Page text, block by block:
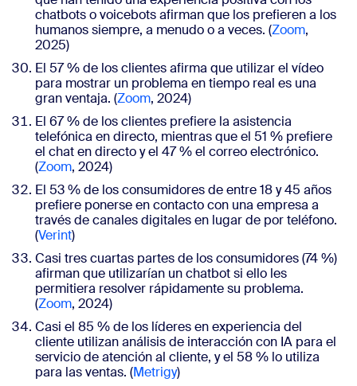
chatbots o voicebots afirman que los prefieren a los
humanos siempre, a menudo o a veces. (Zoom,
2025)
El 57 % de los clientes afirma que utilizar el vídeo
para mostrar un problema en tiempo real es una
gran ventaja. (Zoom, 2024)
El 67 % de los clientes prefiere la asistencia
telefónica en directo, mientras que el 51 % prefiere
el chat en directo y el 47 % el correo electrónico.
(Zoom, 2024)
El 53 % de los consumidores de entre 18 y 45 años
prefiere ponerse en contacto con una empresa a
través de canales digitales en lugar de por teléfono.
(Verint)
Casi tres cuartas partes de los consumidores (74 %)
afirman que utilizarían un chatbot si ello les
permitiera resolver rápidamente su problema.
(Zoom, 2024)
Casi el 85 % de los líderes en experiencia del
cliente utilizan análisis de interacción con IA para el
servicio de atención al cliente, y el 58 % lo utiliza
para las ventas. (Metrigy)